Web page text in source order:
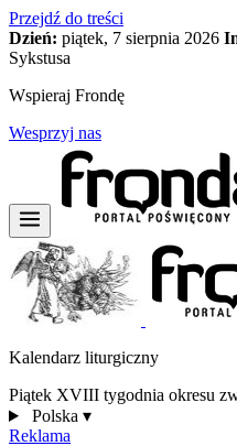
Przejdź do treści
Dzień: piątek, 7 sierpnia 2026
Sykstusa
Wspieraj Frondę
Wesprzyj nas
Kalendarz liturgiczny
Piątek XVIII tygodnia okresu
Polska ▾
Reklama